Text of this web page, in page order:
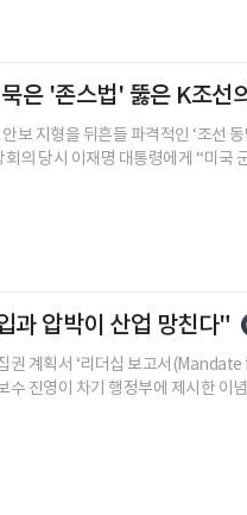
은 '존스법' 뚫은 K조선
보 지형을 뒤흔들 파격적인 ‘조선
의 당시 이재명 대통령에게 “미국
과 압박이 산업 망친다"
권 계획서 ‘리더십 보고서
진영이 차기 행정부에 제시한 이